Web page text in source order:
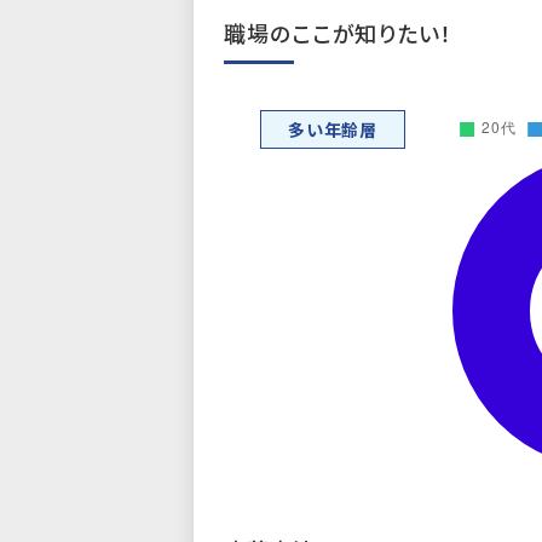
職場のここが知りたい！
多い年齢層